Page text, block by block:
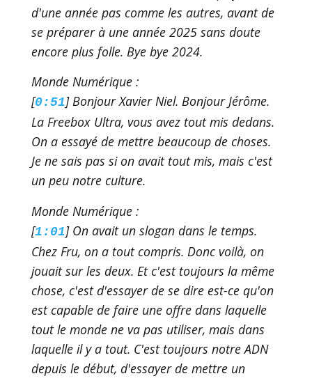
d'une année pas comme les autres, avant de
se préparer à une année 2025 sans doute
encore plus folle. Bye bye 2024.
Monde Numérique :
[0:51] Bonjour Xavier Niel. Bonjour Jérôme.
La Freebox Ultra, vous avez tout mis dedans.
On a essayé de mettre beaucoup de choses.
Je ne sais pas si on avait tout mis, mais c'est
un peu notre culture.
Monde Numérique :
[1:01] On avait un slogan dans le temps.
Chez Fru, on a tout compris. Donc voilà, on
jouait sur les deux. Et c'est toujours la même
chose, c'est d'essayer de se dire est-ce qu'on
est capable de faire une offre dans laquelle
tout le monde ne va pas utiliser, mais dans
laquelle il y a tout. C'est toujours notre ADN
depuis le début, d'essayer de mettre un